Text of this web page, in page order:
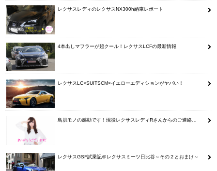
レクサスレディのレクサスNX300h納車レポート
4本出しマフラーが超クール！レクサスLCFの最新情報
レクサスLC×SUITSCM×イエローエディションがヤバい！
鳥肌モノの感動です！現役レクサスレディRさんからのご連絡…
レクサスGSF試乗記＠レクサスミーツ日比谷～その２とおまけ～